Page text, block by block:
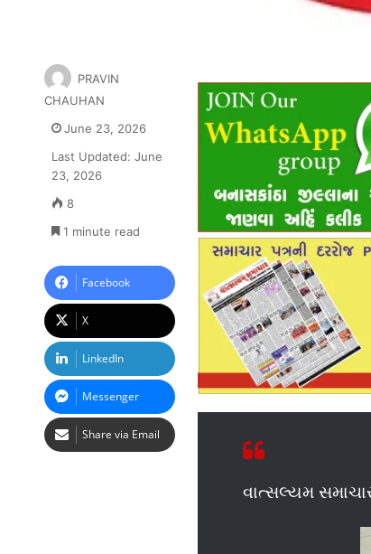
વાત્સલ્યમ
PRAVIN
CHAUHAN
June 23, 2026
Last Updated: June
23, 2026
8
1 minute read
Facebook
X
LinkedIn
Messenger
Share via Email